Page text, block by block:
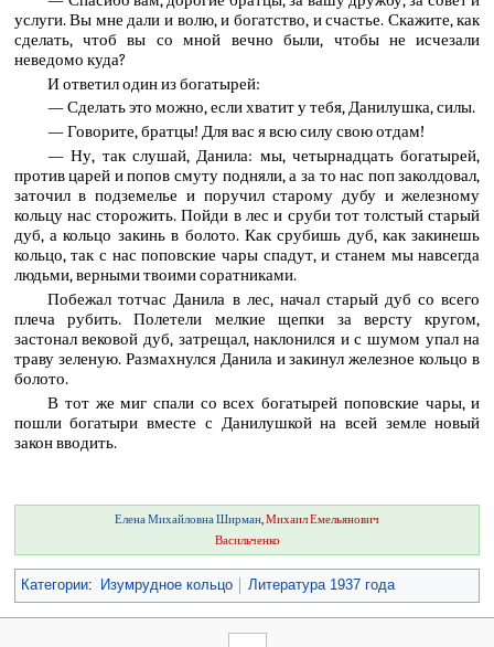
услуги. Вы мне дали и волю, и богатство, и счастье. Скажите, как
сделать, чтоб вы со мной вечно были, чтобы не исчезали
неведомо куда?
И ответил один из богатырей:
— Сделать это можно, если хватит у тебя, Данилушка, силы.
— Говорите, братцы! Для вас я всю силу свою отдам!
— Ну, так слушай, Данила: мы, четырнадцать богатырей,
против царей и попов смуту подняли, а за то нас поп заколдовал,
заточил в подземелье и поручил старому дубу и железному
кольцу нас сторожить. Пойди в лес и сруби тот толстый старый
дуб, а кольцо закинь в болото. Как срубишь дуб, как закинешь
кольцо, так с нас поповские чары спадут, и станем мы навсегда
людьми, верными твоими соратниками.
Побежал тотчас Данила в лес, начал старый дуб со всего
плеча рубить. Полетели мелкие щепки за версту кругом,
застонал вековой дуб, затрещал, наклонился и с шумом упал на
траву зеленую. Размахнулся Данила и закинул железное кольцо в
болото.
В тот же миг спали со всех богатырей поповские чары, и
пошли богатыри вместе с Данилушкой на всей земле новый
закон вводить.
Елена Михайловна Ширман,Михаил Емельянович
Васильченко
Категории: Изумрудное кольцо Литература 1937 года